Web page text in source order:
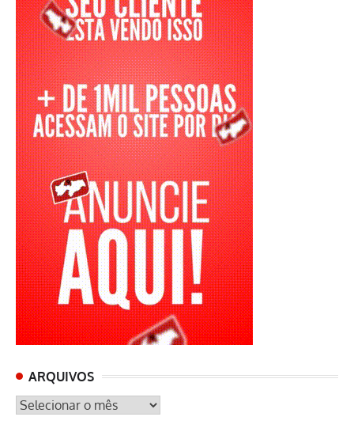
ARQUIVOS
ARQUIVOS